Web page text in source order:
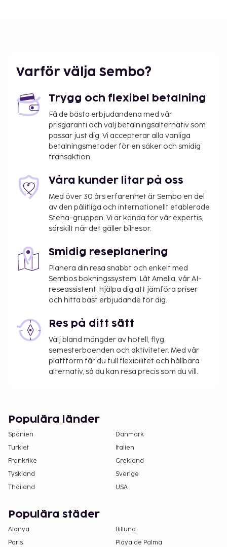
Varför välja Sembo?
Trygg och flexibel betalning
Få de bästa erbjudandena med vår
prisgaranti och välj betalningsalternativ som
passar just dig. Vi accepterar alla vanliga
betalningsmetoder för en säker och smidig
transaktion.
Våra kunder litar på oss
Med över 30 års erfarenhet är Sembo en del
av den pålitliga och internationellt etablerade
Stena-gruppen. Vi är kända för vår expertis,
särskilt när det gäller bilresor.
Smidig reseplanering
Planera din resa snabbt och enkelt med
Sembos bokningssystem. Låt Amelia, vår AI-
reseassistent, hjälpa dig att jämföra priser
och hitta bäst erbjudande för dig.
Res på ditt sätt
Välj bland mängder av hotell, flyg,
semesterboenden och aktiviteter. Med vår
plattform får du full flexibilitet och hållbara
alternativ, så du kan resa precis som du vill.
Populära länder
Spanien
Danmark
Turkiet
Italien
Frankrike
Grekland
Tyskland
Sverige
Thailand
USA
Populära städer
Alanya
Billund
Paris
Playa de Palma